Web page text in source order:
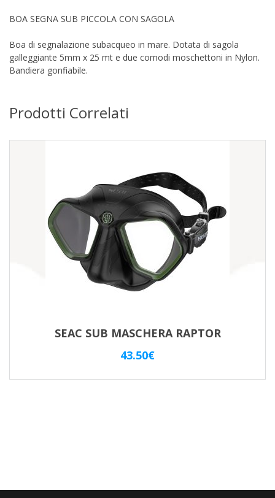
BOA SEGNA SUB PICCOLA CON SAGOLA
Boa di segnalazione subacqueo in mare. Dotata di sagola
galleggiante 5mm x 25 mt e due comodi moschettoni in Nylon.
Bandiera gonfiabile.
Prodotti Correlati
SEAC SUB MASCHERA RAPTOR
43.50€